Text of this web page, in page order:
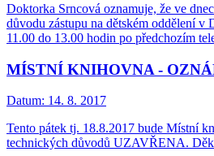
Doktorka Srncová oznamuje, že ve
důvodu zástupu na dětském oddělení
11.00 do 13.00 hodin po předchozím
MÍSTNÍ KNIHOVNA -
Datum: 14. 8. 2017
Tento pátek tj. 18.8.2017 bude Místní
technických důvodů UZAVŘENA.